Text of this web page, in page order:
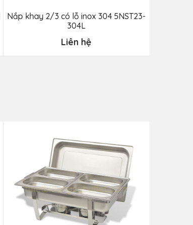
Nắp khay 2/3 có lỗ inox 304 5NST23-
304L
Liên hệ